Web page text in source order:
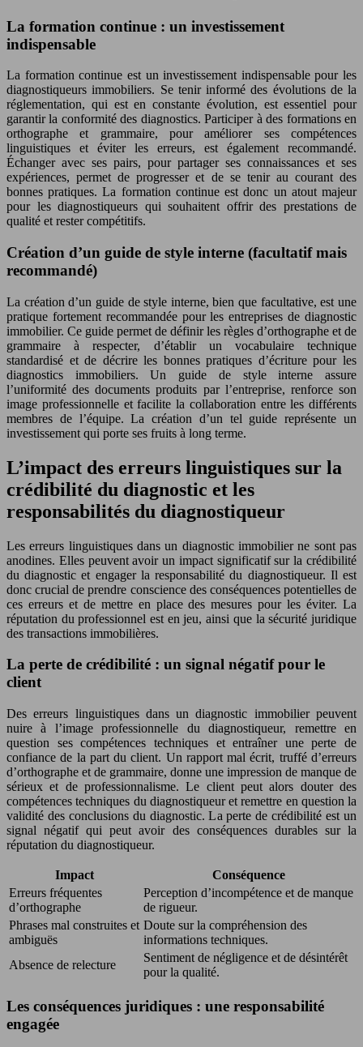
La formation continue : un investissement
indispensable
La formation continue est un investissement indispensable pour les
diagnostiqueurs immobiliers. Se tenir informé des évolutions de la
réglementation, qui est en constante évolution, est essentiel pour
garantir la conformité des diagnostics. Participer à des formations en
orthographe et grammaire, pour améliorer ses compétences
linguistiques et éviter les erreurs, est également recommandé.
Échanger avec ses pairs, pour partager ses connaissances et ses
expériences, permet de progresser et de se tenir au courant des
bonnes pratiques. La formation continue est donc un atout majeur
pour les diagnostiqueurs qui souhaitent offrir des prestations de
qualité et rester compétitifs.
Création d’un guide de style interne (facultatif mais
recommandé)
La création d’un guide de style interne, bien que facultative, est une
pratique fortement recommandée pour les entreprises de diagnostic
immobilier. Ce guide permet de définir les règles d’orthographe et de
grammaire à respecter, d’établir un vocabulaire technique
standardisé et de décrire les bonnes pratiques d’écriture pour les
diagnostics immobiliers. Un guide de style interne assure
l’uniformité des documents produits par l’entreprise, renforce son
image professionnelle et facilite la collaboration entre les différents
membres de l’équipe. La création d’un tel guide représente un
investissement qui porte ses fruits à long terme.
L’impact des erreurs linguistiques sur la
crédibilité du diagnostic et les
responsabilités du diagnostiqueur
Les erreurs linguistiques dans un diagnostic immobilier ne sont pas
anodines. Elles peuvent avoir un impact significatif sur la crédibilité
du diagnostic et engager la responsabilité du diagnostiqueur. Il est
donc crucial de prendre conscience des conséquences potentielles de
ces erreurs et de mettre en place des mesures pour les éviter. La
réputation du professionnel est en jeu, ainsi que la sécurité juridique
des transactions immobilières.
La perte de crédibilité : un signal négatif pour le
client
Des erreurs linguistiques dans un diagnostic immobilier peuvent
nuire à l’image professionnelle du diagnostiqueur, remettre en
question ses compétences techniques et entraîner une perte de
confiance de la part du client. Un rapport mal écrit, truffé d’erreurs
d’orthographe et de grammaire, donne une impression de manque de
sérieux et de professionnalisme. Le client peut alors douter des
compétences techniques du diagnostiqueur et remettre en question la
validité des conclusions du diagnostic. La perte de crédibilité est un
signal négatif qui peut avoir des conséquences durables sur la
réputation du diagnostiqueur.
Impact
Conséquence
Erreurs fréquentes
d’orthographe
Perception d’incompétence et de manque
de rigueur.
Phrases mal construites et
ambiguës
Doute sur la compréhension des
informations techniques.
Absence de relecture
Sentiment de négligence et de désintérêt
pour la qualité.
Les conséquences juridiques : une responsabilité
engagée